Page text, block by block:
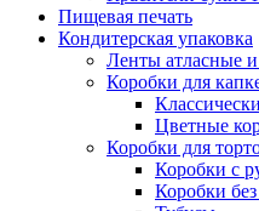
Пищевая печать
Кондитерская упаковка
Ленты атласные
Коробки для
Цветные
Коробки для
Коробки с
Коробки